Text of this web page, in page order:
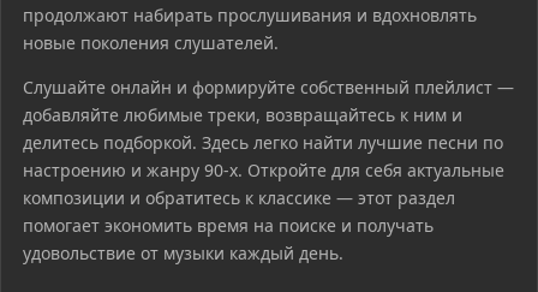
продолжают набирать прослушивания и вдохновлять
новые поколения слушателей.
Слушайте онлайн и формируйте собственный плейлист —
добавляйте любимые треки, возвращайтесь к ним и
делитесь подборкой. Здесь легко найти лучшие песни по
настроению и жанру 90-х. Откройте для себя актуальные
композиции и обратитесь к классике — этот раздел
помогает экономить время на поиске и получать
удовольствие от музыки каждый день.